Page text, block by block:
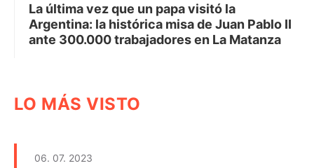
La última vez que un papa visitó la
Argentina: la histórica misa de Juan Pablo II
ante 300.000 trabajadores en La Matanza
LO MÁS VISTO
06. 07. 2023